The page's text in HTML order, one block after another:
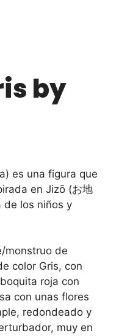
by
es una figura que
en Jizō (お地
de los niños y
monstruo de
color Gris, con
roja con
con unas flores
redondeado y
muy en